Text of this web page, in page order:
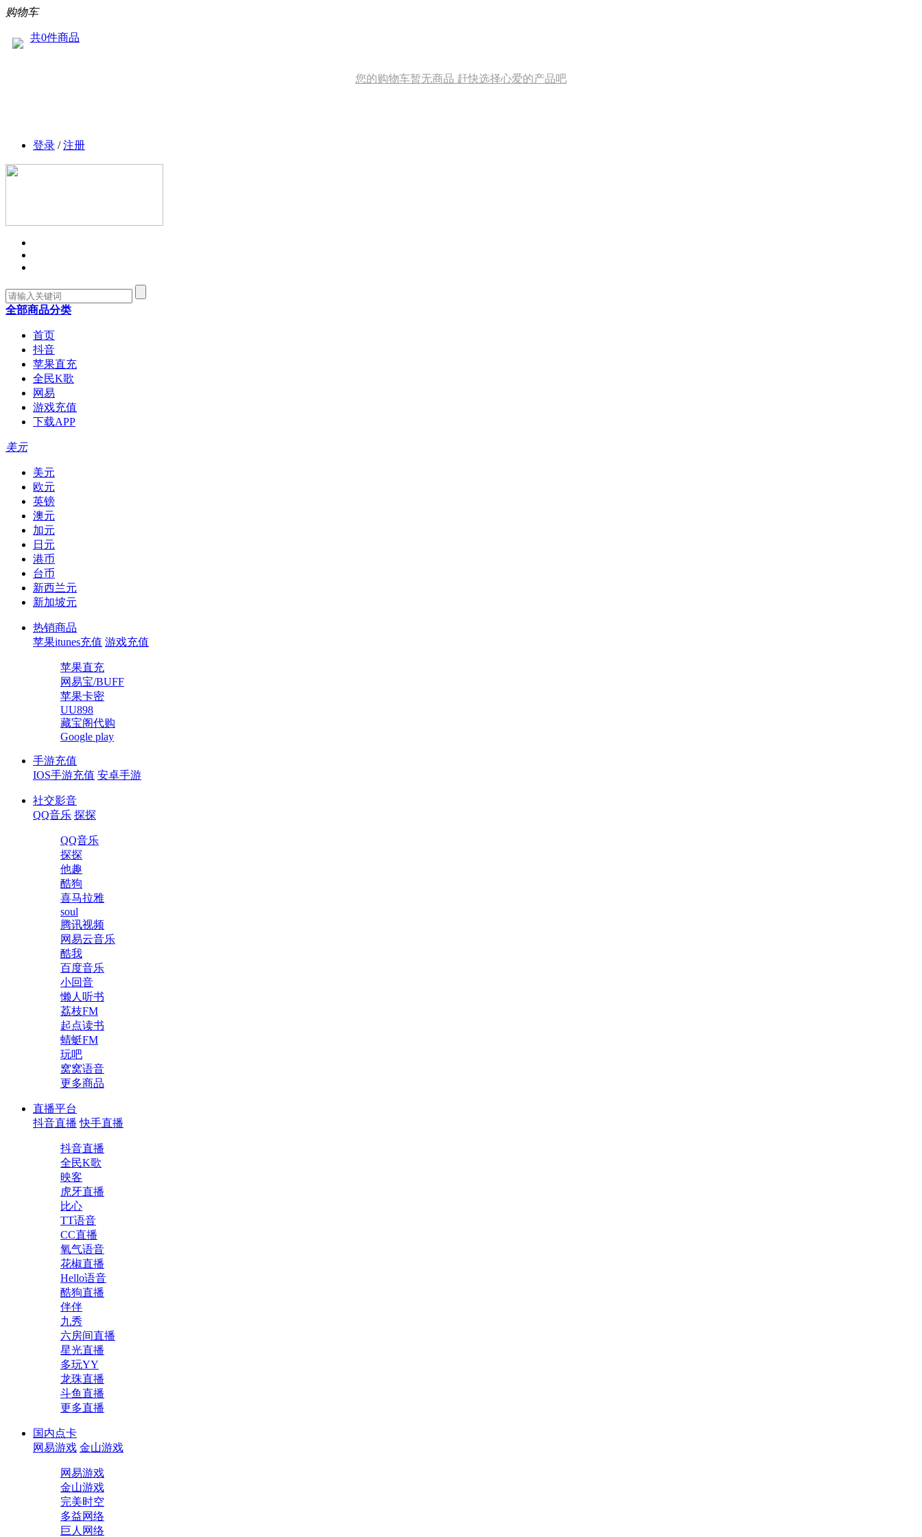
购物车
共0件商品
您的购物车暂无商品 赶快选择心爱的产品吧
登录 /注册
全部商品分类
首页
抖音
苹果直充
全民K歌
网易
游戏充值
下载APP
美元
美元
欧元
英镑
澳元
加元
日元
港币
台币
新西兰元
新加坡元
热销商品
苹果itunes充值 游戏充值
苹果直充
网易宝/BUFF
苹果卡密
UU898
藏宝阁代购
Google play
手游充值
IOS手游充值 安卓手游
社交影音
QQ音乐 探探
QQ音乐
探探
他趣
酷狗
喜马拉雅
soul
腾讯视频
网易云音乐
酷我
百度音乐
小回音
懒人听书
荔枝FM
起点读书
蜻蜓FM
玩吧
窝窝语音
更多商品
直播平台
抖音直播 快手直播
抖音直播
全民K歌
映客
虎牙直播
比心
TT语音
CC直播
氧气语音
花椒直播
Hello语音
酷狗直播
伴伴
九秀
六房间直播
星光直播
多玩YY
龙珠直播
斗鱼直播
更多直播
国内点卡
网易游戏 金山游戏
网易游戏
金山游戏
完美时空
多益网络
巨人网络